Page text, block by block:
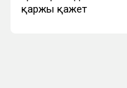
қаржы қажет